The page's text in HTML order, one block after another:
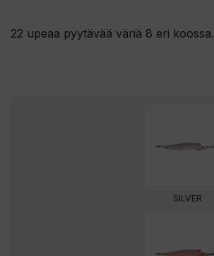
22 upeaa pyytävää väriä 8 eri koossa.
SILVER